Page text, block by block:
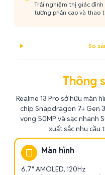
Trải nghiệm thị giác đỉnh
tương phản cao và thao
So
Thông
Realme 13 Pro sở hữu màn
chip Snapdragon 7+ Gen
vọng 50MP và sạc nhanh
xuất sắc nhu cầu
Màn hình
6.7" AMOLED, 120Hz